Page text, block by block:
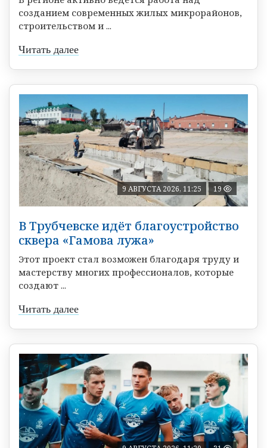
созданием современных жилых микрорайонов,
строительством и ...
Читать далее
9 АВГУСТА 2026, 11:25 19
В Трубчевске идёт благоустройство
сквера «Гамова лужа»
Этот проект стал возможен благодаря труду и
мастерству многих профессионалов, которые
создают ...
Читать далее